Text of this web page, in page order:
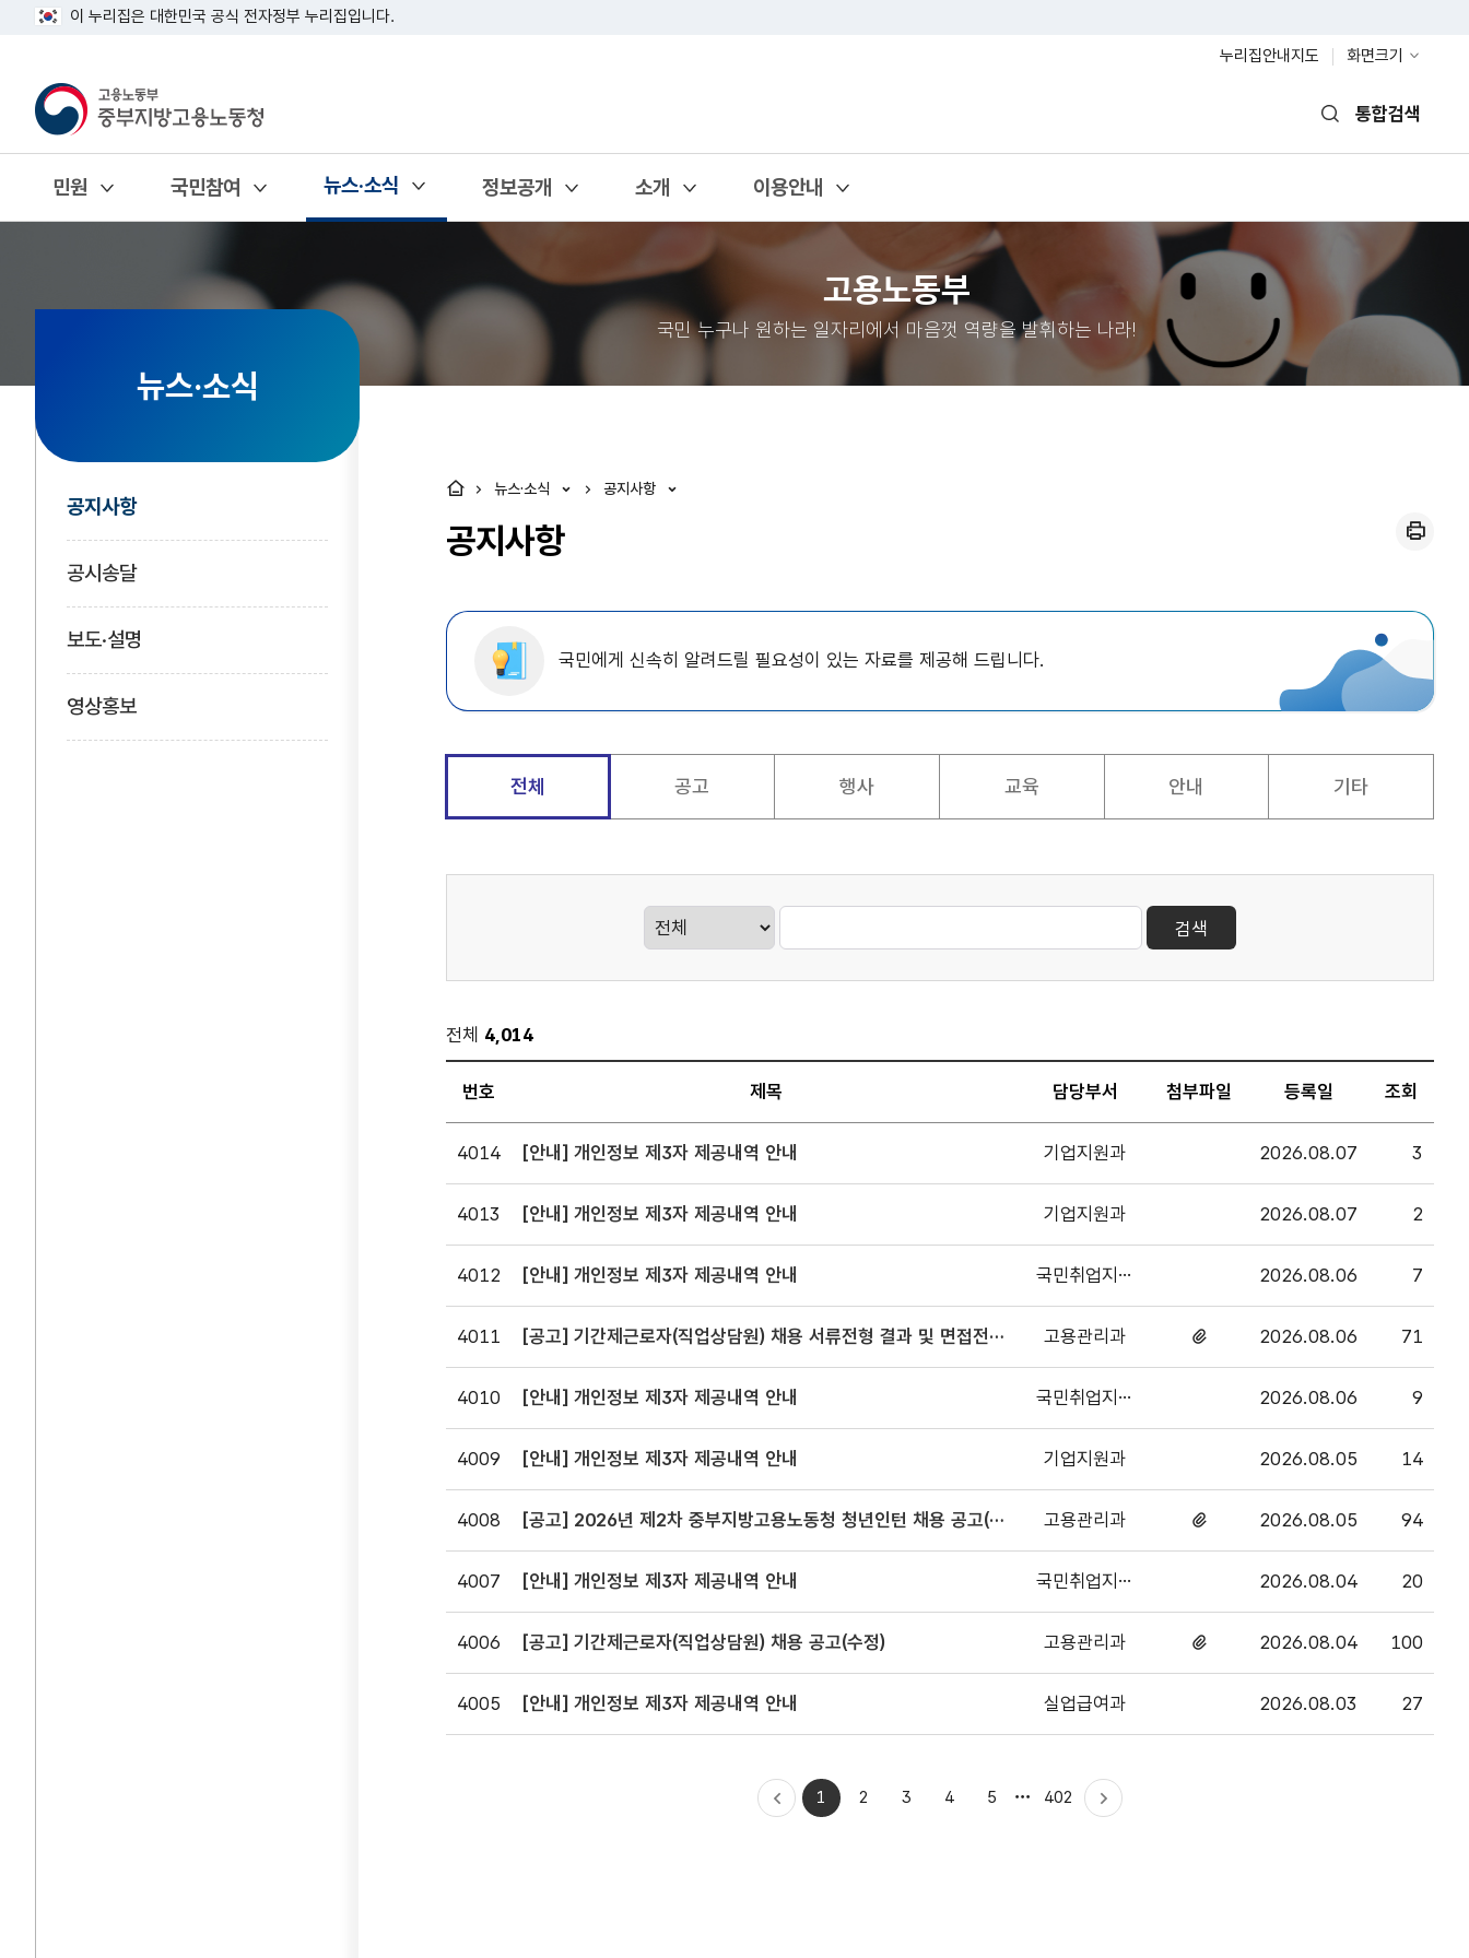
이 누리집은 대한민국 공식 전자정부 누리집입니다.
누리집안내지도
화면크기
통합검색
민원
열기
국민참여
열기
뉴스·소식
열기 정보공개
열기
소개
열기
이용안내
열기
고용노동부
국민 누구나 원하는 일자리에서 마음껏 역량을 발휘하는 나라!
뉴스·소식
공지사항
공시송달
보도·설명
영상홍보
공지사항
뉴스·소식 공지사항
국민에게 신속히 알려드릴 필요성이 있는 자료를 제공해 드립니다.
전체 공고 행사 교육 안내 기타
검색
전체 4,014
게시판
입니다.
번호,
제목,
담당부서,
등록일,
있습니다.
번호 제목 담당부서 첨부파일 등록일 조회
4014 [안내] 개인정보 제3자 제공내역 안내 기업지원과 2026.08.07 3
4013 [안내] 개인정보 제3자 제공내역 안내 기업지원과 2026.08.07 2
4012 [안내] 개인정보 제3자 제공내역 안내
국민취업지원
과
2026.08.06 7
4011
[공고] 기간제근로자(직업상담원) 채용 서류전형 결과 및 면접전형
공고
고용관리과
첨부파일
있음
2026.08.06 71
4010 [안내] 개인정보 제3자 제공내역 안내
국민취업지원
과
2026.08.06 9
4009 [안내] 개인정보 제3자 제공내역 안내 기업지원과 2026.08.05 14
4008
[공고] 2026년 제2차 중부지방고용노동청 청년인턴 채용 공고(본
청)
고용관리과
첨부파일
있음
2026.08.05 94
4007 [안내] 개인정보 제3자 제공내역 안내
국민취업지원
과
2026.08.04 20
4006 [공고] 기간제근로자(직업상담원) 채용 공고(수정) 고용관리과
첨부파일
있음
2026.08.04 100
4005 [안내] 개인정보 제3자 제공내역 안내 실업급여과 2026.08.03 27
처음으로
1 2 3 4 5
마지막으로
402